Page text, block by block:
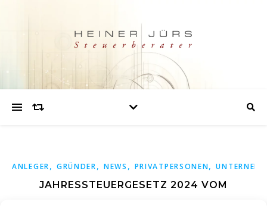
ANLEGER, GRÜNDER, NEWS , PRIVATPERSONEN,
JAHRESSTEUERGESETZ 2024 VOM